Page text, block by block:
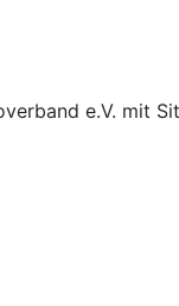
e.V. mit